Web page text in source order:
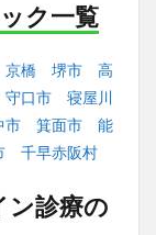
ク一覧
京橋 堺市
高
守口市
寝屋川
市 箕面市
能
千早赤阪村
診療の